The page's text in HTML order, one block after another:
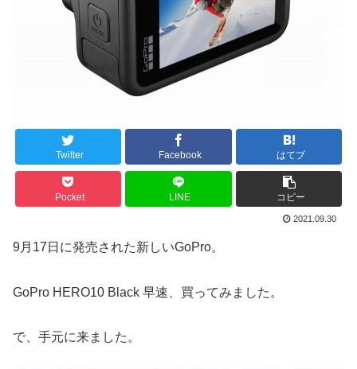
Twitter Facebook はてブ
Pocket LINE コピー
2021.09.30
9月17日に発売された新しいGoPro。
GoPro HERO10 Black 早速、買ってみました。
で、手元に来ました。